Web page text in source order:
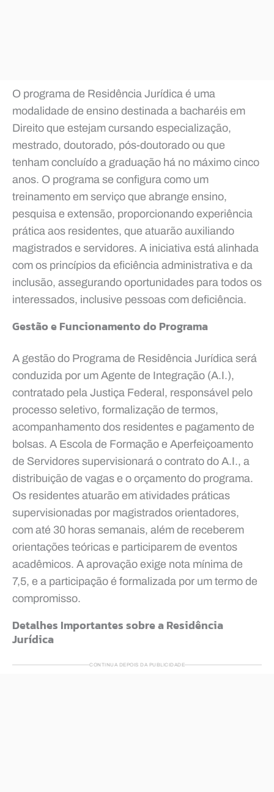
O programa de Residência Jurídica é uma
modalidade de ensino destinada a bacharéis em
Direito que estejam cursando especialização,
mestrado, doutorado, pós-doutorado ou que
tenham concluído a graduação há no máximo cinco
anos. O programa se configura como um
treinamento em serviço que abrange ensino,
pesquisa e extensão, proporcionando experiência
prática aos residentes, que atuarão auxiliando
magistrados e servidores. A iniciativa está alinhada
com os princípios da eficiência administrativa e da
inclusão, assegurando oportunidades para todos os
interessados, inclusive pessoas com deficiência.
Gestão e Funcionamento do Programa
A gestão do Programa de Residência Jurídica será
conduzida por um Agente de Integração (A.I.),
contratado pela Justiça Federal, responsável pelo
processo seletivo, formalização de termos,
acompanhamento dos residentes e pagamento de
bolsas. A Escola de Formação e Aperfeiçoamento
de Servidores supervisionará o contrato do A.I., a
distribuição de vagas e o orçamento do programa.
Os residentes atuarão em atividades práticas
supervisionadas por magistrados orientadores,
com até 30 horas semanais, além de receberem
orientações teóricas e participarem de eventos
acadêmicos. A aprovação exige nota mínima de
7,5, e a participação é formalizada por um termo de
compromisso.
Detalhes Importantes sobre a Residência
Jurídica
CONTINUA DEPOIS DA PUBLICIDADE